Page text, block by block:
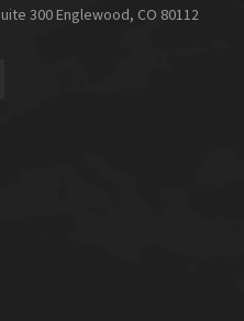
300 Englewood, CO 80112